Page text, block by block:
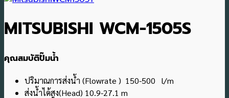
MITSUBISHI WCM-1505S
คุณสมบัติปั๊มน้ำ
ปริมาณการส่งน้ำ (Flowrate ) 150-500 l/m
ส่งน้ำได้สูง(Head) 10.9-27.1 m